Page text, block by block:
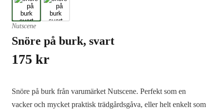
Nutscene
Snöre på burk, svart
175 kr
Snöre på burk från varumärket Nutscene. Perfekt som en
vacker och mycket praktisk trädgårdsgåva, eller helt enkelt som